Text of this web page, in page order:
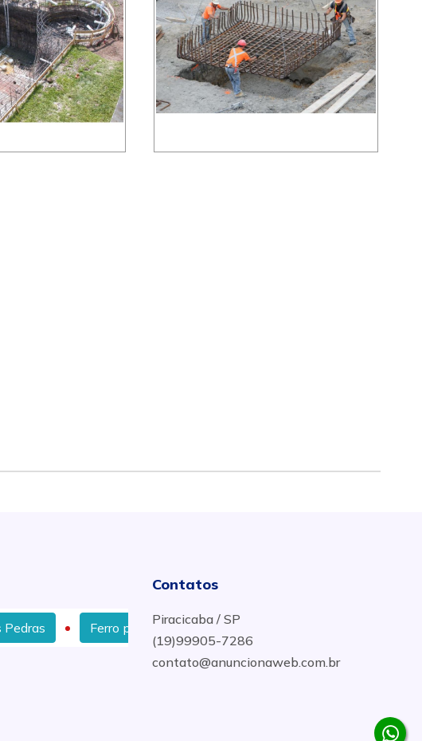
Ferro para construção em Rio das Pedras
Contatos
Piracicaba / SP
(19)99905-7286
contato@anuncionaweb.com.br